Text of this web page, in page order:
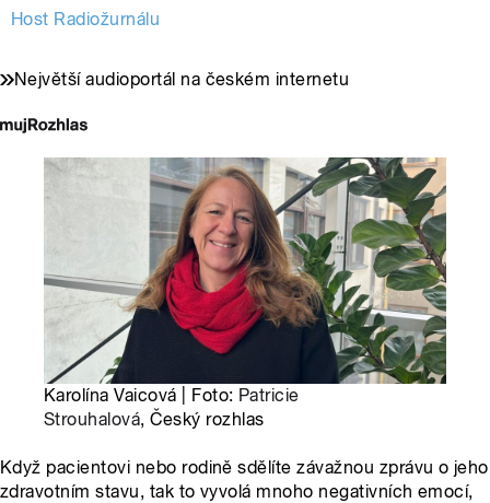
Host Radiožurnálu
Největší audioportál na českém internetu
Karolína Vaicová | Foto: Patricie
Strouhalová, Český rozhlas
Když pacientovi nebo rodině sdělíte závažnou zprávu o jeho
zdravotním stavu, tak to vyvolá mnoho negativních emocí,